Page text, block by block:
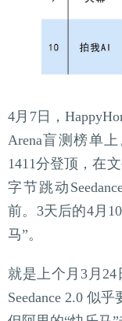
4月7日，
Arena盲测榜单
1411分登顶，在
字节跳动
前。3天后的4月
马”。
就是上个月3月24
Seedance 2.0 似